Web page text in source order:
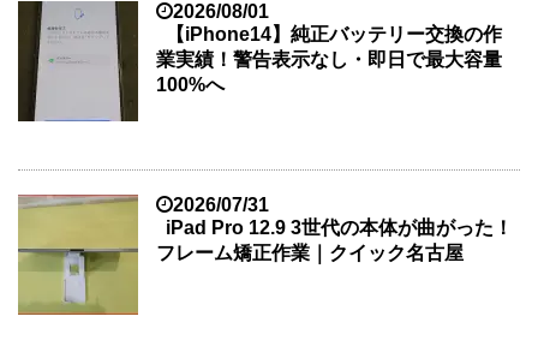
2026/08/01
【iPhone14】純正バッテリー交換の作
業実績！警告表示なし・即日で最大容量
100%へ
2026/07/31
iPad Pro 12.9 3世代の本体が曲がった！
フレーム矯正作業｜クイック名古屋